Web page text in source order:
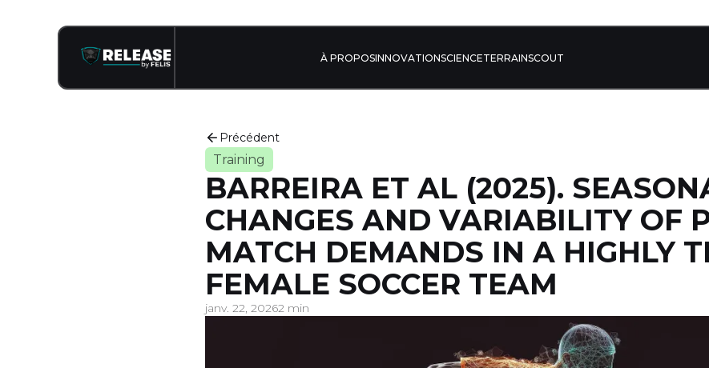
INNOVATIONSCIENCETERRAINSCOUT
À PROPOS
Précédent
Training
BARREIRA ET AL (2025).
CHANGES AND VARIABILITY OF
MATCH DEMANDS IN A HIGHLY
FEMALE SOCCER TEAM
janv. 22, 20262 min